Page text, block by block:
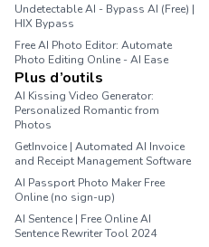
Undetectable AI - Bypass AI (Free) |
HIX Bypass
Free AI Photo Editor: Automate
Photo Editing Online - AI Ease
Plus d’outils
AI Kissing Video Generator:
Personalized Romantic from
Photos
GetInvoice | Automated AI Invoice
and Receipt Management Software
AI Passport Photo Maker Free
Online (no sign-up)
AI Sentence | Free Online AI
Sentence Rewriter Tool 2024